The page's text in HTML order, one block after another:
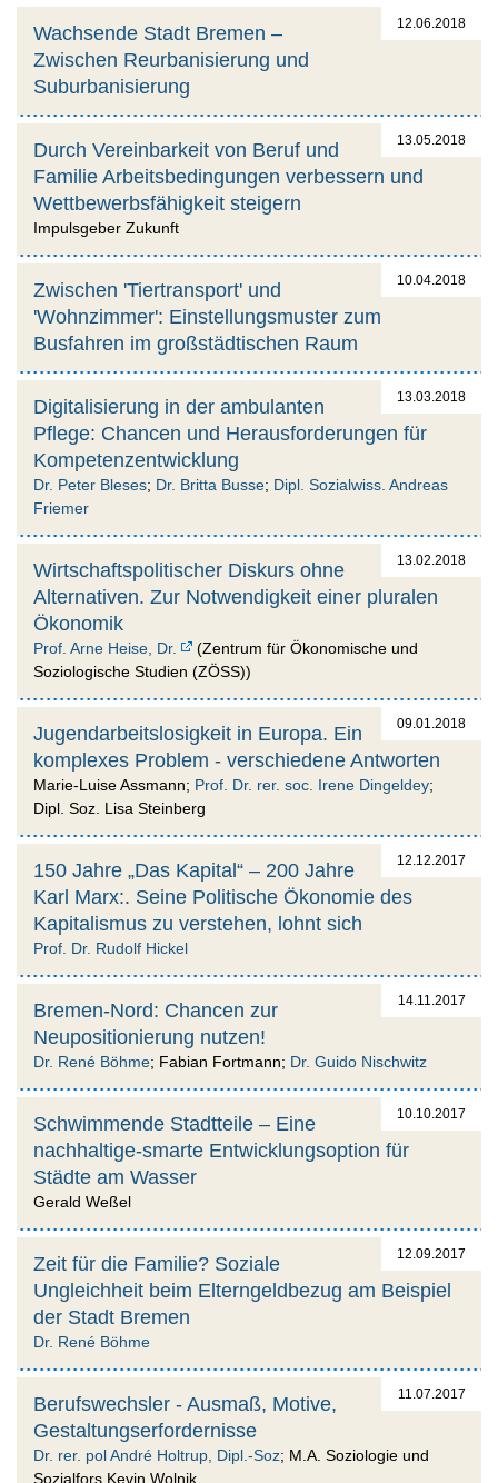
12.06.2018
Wachsende Stadt Bremen –
Zwischen Reurbanisierung und
Suburbanisierung
13.05.2018
Durch Vereinbarkeit von Beruf und
Familie Arbeitsbedingungen verbessern und
Wettbewerbsfähigkeit steigern
Impulsgeber Zukunft
10.04.2018
Zwischen 'Tiertransport' und
'Wohnzimmer': Einstellungsmuster zum
Busfahren im großstädtischen Raum
13.03.2018
Digitalisierung in der ambulanten
Pflege: Chancen und Herausforderungen für
Kompetenzentwicklung
Dr. Peter Bleses; Dr. Britta Busse; Dipl. Sozialwiss. Andreas
Friemer
13.02.2018
Wirtschaftspolitischer Diskurs ohne
Alternativen. Zur Notwendigkeit einer pluralen
Ökonomik
Prof. Arne Heise, Dr.
(Zentrum für Ökonomische und
Soziologische Studien (ZÖSS))
09.01.2018
Jugendarbeitslosigkeit in Europa. Ein
komplexes Problem - verschiedene Antworten
Marie-Luise Assmann; Prof. Dr. rer. soc. Irene Dingeldey;
Dipl. Soz. Lisa Steinberg
12.12.2017
150 Jahre „Das Kapital“ – 200 Jahre
Karl Marx:. Seine Politische Ökonomie des
Kapitalismus zu verstehen, lohnt sich
Prof. Dr. Rudolf Hickel
14.11.2017
Bremen-Nord: Chancen zur
Neupositionierung nutzen!
Dr. René Böhme; Fabian Fortmann; Dr. Guido Nischwitz
10.10.2017
Schwimmende Stadtteile – Eine
nachhaltige-smarte Entwicklungsoption für
Städte am Wasser
Gerald Weßel
12.09.2017
Zeit für die Familie? Soziale
Ungleichheit beim Elterngeldbezug am Beispiel
der Stadt Bremen
Dr. René Böhme
11.07.2017
Berufswechsler - Ausmaß, Motive,
Gestaltungserfordernisse
Dr. rer. pol André Holtrup, Dipl.-Soz; M.A. Soziologie und
Sozialfors Kevin Wolnik